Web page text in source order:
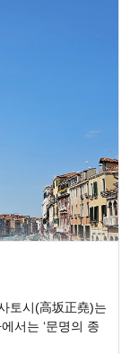
토시(高坂正堯)는
서는 ‘문명의 종